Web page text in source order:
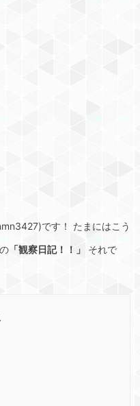
です！ たまにはこう
「観察日記！！」
それで